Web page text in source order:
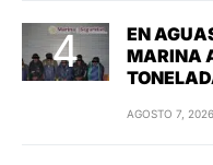
EN
MARINA
AGOSTO 7, 2026